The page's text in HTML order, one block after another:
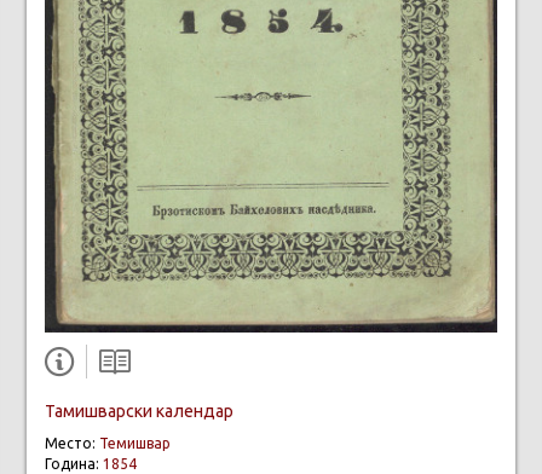
Тамишварски календар
Место: Темишвар
Година: 1854